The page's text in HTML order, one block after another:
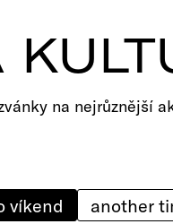
na nejrůznější
víkend